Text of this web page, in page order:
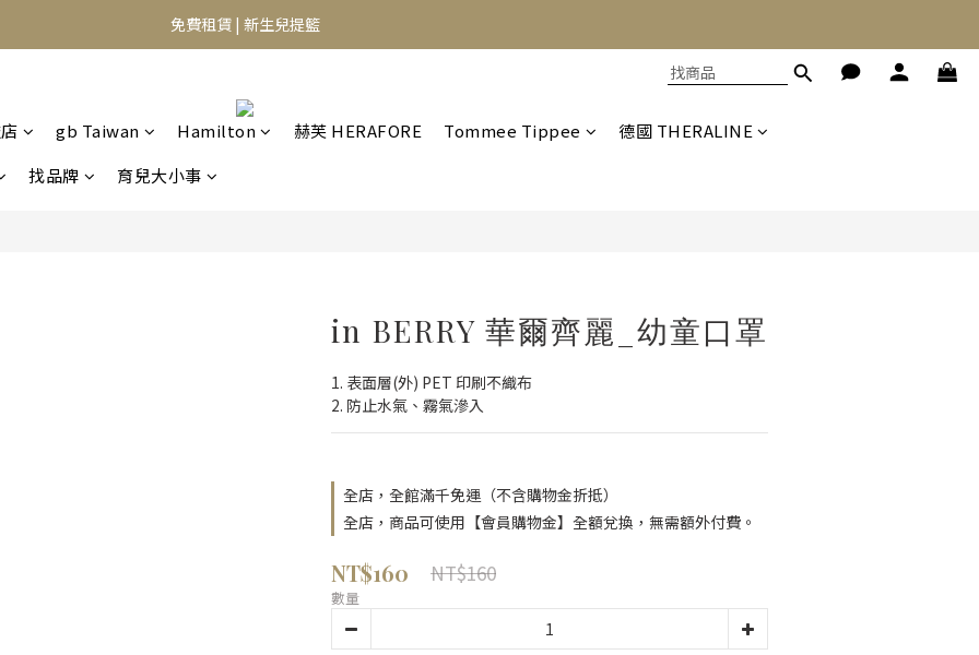
⭐️異膚救星 10天體驗活動⭐️
免費租賃 | 新生兒提籃
gb Taiwan Hamilton 赫芙 HERAFORE Tommee Tippee
德國 THERALINE
找品牌
育兒大小事
in BERRY 華爾齊麗_幼童口罩
1. 表面層(外) PET 印刷不織布
2. 防止水氣、霧氣滲入
全店，全館滿千免運（不含購物金折抵）
全店，商品可使用【會員購物金】全額兌換，無需額外付費。
NT$160 NT$160
數量
立即購買